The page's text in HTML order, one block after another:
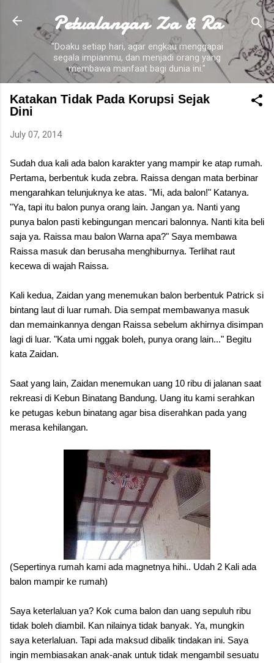
Skip to main content
Petualangan Za & Ra
"Doaku setiap hari, agar engkau menggapai
segala impianmu, dan menjadi orang yang
membawa manfaat bagi dunia ini."
Katakan Tidak Pada Korupsi Sejak
Dini
July 07, 2014
Sudah dua kali ada balon karakter yang mampir ke atap rumah.
Pertama, berbentuk kuda zebra. Raissa dengan mata berbinar
mengarahkan telunjuknya ke atas. "Mi, ada balon!" Katanya.
"Ya, tapi itu balon punya orang lain. Jangan ya. Nanti yang
punya balon pasti kebingungan mencari balonnya. Nanti kita beli
saja ya. Raissa mau balon Warna apa?" Saya membawa
Raissa masuk dan berusaha menghiburnya. Terlihat raut
kecewa di wajah Raissa.
Kali kedua, Zaidan yang menemukan balon berbentuk Patrick si
bintang laut di luar rumah. Dia sempat membawanya masuk
dan memainkannya dengan Raissa sebelum akhirnya disimpan
lagi di luar. "Kata umi nggak boleh, punya orang lain..." Begitu
kata Zaidan.
Saat yang lain, Zaidan menemukan uang 10 ribu di jalanan saat
rekreasi di Kebun Binatang Bandung. Uang itu kami serahkan
ke petugas kebun binatang agar bisa diserahkan pada yang
merasa kehilangan.
(Sepertinya rumah kami ada magnetnya hihi.. Udah 2 Kali ada
balon mampir ke rumah)
Saya keterlaluan ya? Kok cuma balon dan uang sepuluh ribu
tidak boleh diambil. Kan nilainya tidak banyak. Ya, mungkin
saya keterlaluan. Tapi ada maksud dibalik tindakan ini. Saya
ingin membiasakan anak-anak untuk tidak mengambil sesuatu